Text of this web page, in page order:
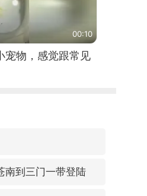
00:10
宠物，感觉跟常见
南到三门一带登陆